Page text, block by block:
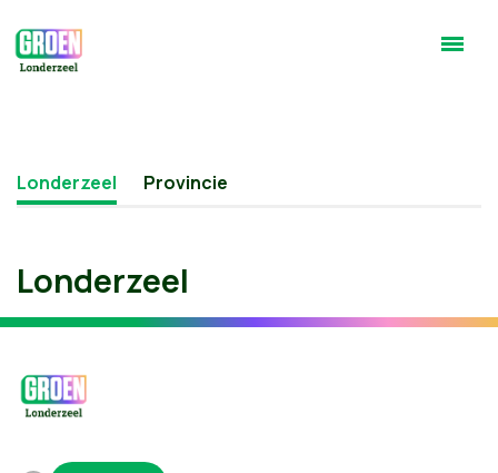
Londerzeel Provincie
Londerzeel